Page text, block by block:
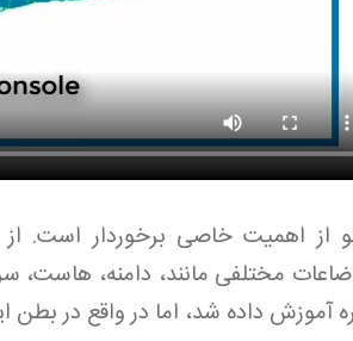
از اهمیت خاصی برخوردار است. از
مختلفی مانند، دامنه، هاست،
آموزش داده شد، اما در واقع در